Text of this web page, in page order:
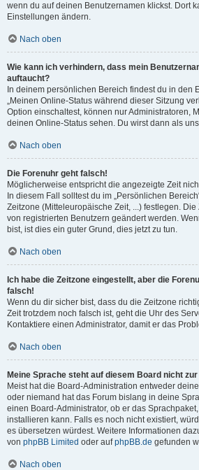
wenn du auf deinen Benutzernamen klickst. Dort
Einstellungen ändern.
Nach oben
Wie kann ich verhindern, dass mein
auftaucht?
In deinem persönlichen Bereich findest du in den
„Meinen Online-Status während dieser Sitzung
Option einschaltest, können nur Administratoren,
deinen Online-Status sehen. Du wirst dann als
Nach oben
Die Forenuhr geht falsch!
Möglicherweise entspricht die angezeigte Zeit
In diesem Fall solltest du im „Persönlichen
Zeitzone (Mitteleuropäische Zeit, ...) festlegen.
von registrierten Benutzern geändert werden.
bist, ist dies ein guter Grund, dies jetzt zu tun.
Nach oben
Ich habe die Zeitzone eingestellt, aber die
falsch!
Wenn du dir sicher bist, dass du die Zeitzone
Zeit trotzdem noch falsch ist, geht die Uhr des
Kontaktiere einen Administrator, damit er das
Nach oben
Meine Sprache steht auf diesem Board nicht
Meist hat die Board-Administration entweder
oder niemand hat das Forum bislang in deine
einen Board-Administrator, ob er das
installieren kann. Falls es noch nicht existiert,
es übersetzen würdest. Weitere Informationen
von phpBB Limited oder aufphpBB.de gefunden
Nach oben